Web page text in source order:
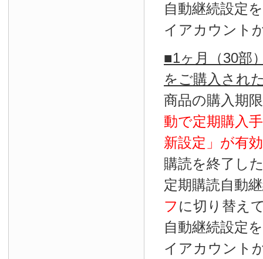
自動継続設定
イアカウント
■1ヶ月（30部
をご購入され
商品の購入期
動で定期購入
新設定」が有効
購読を終了し
定期購読自動
フ に切り替え
自動継続設定
イアカウント